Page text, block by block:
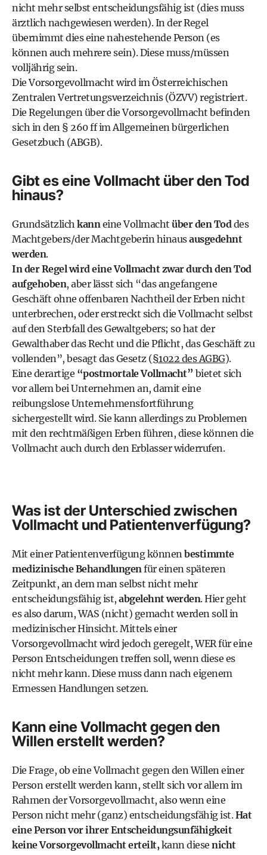
nicht mehr selbst entscheidungsfähig ist (dies muss
ärztlich nachgewiesen werden). In der Regel
übernimmt dies eine nahestehende Person (es
können auch mehrere sein). Diese muss/müssen
volljährig sein.
Die Vorsorgevollmacht wird imÖsterreichischen
Zentralen Vertretungsverzeichnis (ÖZVV) registriert.
Die Regelungen über die Vorsorgevollmacht befinden
sich in den § 260 ff im Allgemeinen bürgerlichen
Gesetzbuch (ABGB).
Gibt es eine Vollmacht über den Tod
hinaus?
Grundsätzlich kanneine Vollmacht über den Toddes
Machtgebers/der Machtgeberin hinausausgedehnt
werden.
In der Regel wird eine Vollmacht zwar durch den Tod
aufgehoben, aber lässt sich “das angefangene
Geschäft ohne offenbaren Nachtheil der Erben nicht
unterbrechen, oder erstreckt sich die Vollmacht selbst
auf den Sterbfall des Gewaltgebers; so hat der
Gewalthaber das Recht und die Pflicht, das Geschäft zu
vollenden”, besagt das Gesetz (§1022 des AGBG).
Eine derartige “postmortale Vollmacht” bietet sich
vor allem bei Unternehmen an, damit eine
reibungslose Unternehmensfortführung
sichergestellt wird. Sie kann allerdings zu Problemen
mit den rechtmäßigen Erben führen, diese können die
Vollmacht auch durch den Erblasser widerrufen.
Was ist der Unterschied zwischen
Vollmacht und Patientenverfügung?
Mit einerPatientenverfügungkönnenbestimmte
medizinische Behandlungenfür einen späteren
Zeitpunkt, an dem man selbst nicht mehr
entscheidungsfähig ist, abgelehnt werden. Hier geht
es also darum, WAS (nicht) gemacht werden soll in
medizinischer Hinsicht. Mittels einer
Vorsorgevollmacht wird jedoch geregelt, WER für eine
Person Entscheidungen treffen soll, wenn diese es
nicht mehr kann. Diese muss dann nach eigenem
Ermessen Handlungen setzen.
Kann eine Vollmacht gegen den
Willen erstellt werden?
Die Frage, ob eine Vollmacht gegen den Willen einer
Person erstellt werden kann, stellt sich vor allem im
Rahmen der Vorsorgevollmacht, also wenn eine
Person nicht mehr (ganz) entscheidungsfähig ist.Hat
eine Person vor ihrer Entscheidungsunfähigkeit
keine Vorsorgevollmacht erteilt,kann diese nicht